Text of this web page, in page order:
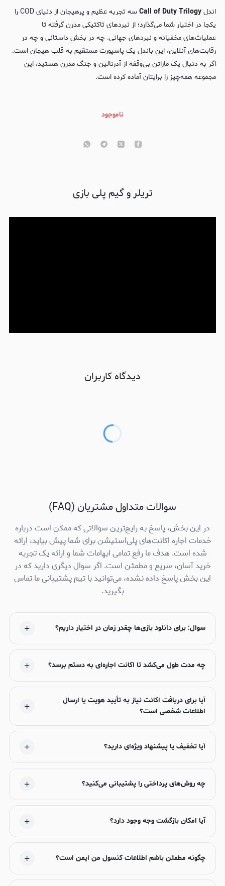
اندلCall of Duty Trilogy
سه تجربه عظیم و پرهیجان از دنیای COD را
یکجا در اختیار شما می‌گذارد؛ از نبردهای تاکتیکی مدرن گرفته تا
عملیات‌های مخفیانه و نبردهای جهانی. چه در بخش داستانی و چه در
رقابت‌های آنلاین، این باندل یک پاسپورت مستقیم به قلب هیجان است.
اگر به دنبال یک ماراتن بی‌وقفه از آدرنالین و جنگ مدرن هستید، این
مجموعه همه‌چیز را برایتان آماده کرده است.
ناموجود
تریلر و گیم پلی بازی
دیدگاه کاربران
سوالات متداول مشتریان (FAQ)
در این بخش، پاسخ به رایج‌ترین سوالاتی که ممکن است درباره
خدمات اجاره اکانت‌های پلی‌استیشن برای شما پیش بیاید، ارائه
شده است. هدف ما رفع تمامی ابهامات شما و ارائه یک تجربه
خرید آسان، سریع و مطمئن است. اگر سوال دیگری دارید که در
این بخش پاسخ داده نشده، می‌توانید با تیم پشتیبانی ما تماس
بگیرید.
سوال: برای دانلود بازی‌ها چقدر زمان در اختیار داریم؟
چه مدت طول می‌کشد تا اکانت اجاره‌ای به دستم برسد؟
آیا برای دریافت اکانت نیاز به تأیید هویت یا ارسال
اطلاعات شخصی است؟
آیا تخفیف یا پیشنهاد ویژه‌ای دارید؟
چه روش‌های پرداختی را پشتیبانی می‌کنید؟
آیا امکان بازگشت وجه وجود دارد؟
چگونه مطمئن باشم اطلاعات کنسول من ایمن است؟